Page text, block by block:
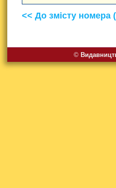
<< До змісту номера
©